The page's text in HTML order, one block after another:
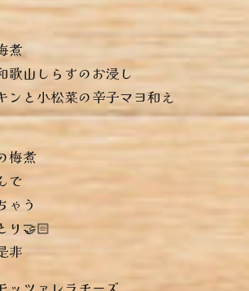
煮
歌山しらすのお浸し
ンと小松菜の辛子マヨ和え
梅煮
で
ゃう
り🤝🏻
非️